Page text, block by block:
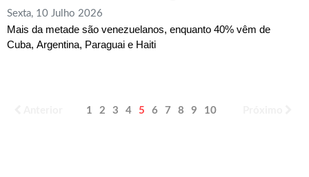
Sexta, 10 Julho 2026
Mais da metade são venezuelanos, enquanto 40% vêm de
Cuba, Argentina, Paraguai e Haiti
1 2 3 4 5 6 7 8 9 10